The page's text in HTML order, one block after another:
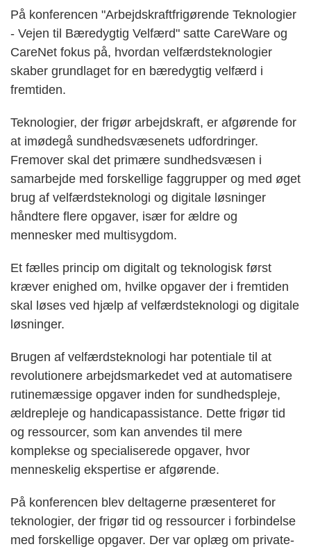
På konferencen "Arbejdskraftfrigørende Teknologier
- Vejen til Bæredygtig Velfærd" satte CareWare og
CareNet fokus på, hvordan velfærdsteknologier
skaber grundlaget for en bæredygtig velfærd i
fremtiden.
Teknologier, der frigør arbejdskraft, er afgørende for
at imødegå sundhedsvæsenets udfordringer.
Fremover skal det primære sundhedsvæsen i
samarbejde med forskellige faggrupper og med øget
brug af velfærdsteknologi og digitale løsninger
håndtere flere opgaver, især for ældre og
mennesker med multisygdom.
Et fælles princip om digitalt og teknologisk først
kræver enighed om, hvilke opgaver der i fremtiden
skal løses ved hjælp af velfærdsteknologi og digitale
løsninger.
Brugen af velfærdsteknologi har potentiale til at
revolutionere arbejdsmarkedet ved at automatisere
rutinemæssige opgaver inden for sundhedspleje,
ældrepleje og handicapassistance. Dette frigør tid
og ressourcer, som kan anvendes til mere
komplekse og specialiserede opgaver, hvor
menneskelig ekspertise er afgørende.
På konferencen blev deltagerne præsenteret for
teknologier, der frigør tid og ressourcer i forbindelse
med forskellige opgaver. Der var oplæg om private-